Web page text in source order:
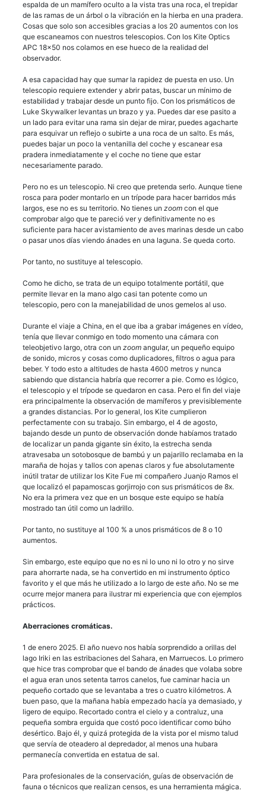
espalda de un mamífero oculto a la vista tras una roca, el trepidar
de las ramas de un árbol o la vibración en la hierba en una pradera.
Cosas que solo son accesibles gracias a los 20 aumentos con los
que escaneamos con nuestros telescopios. Con los Kite Optics
APC 18×50 nos colamos en ese hueco de la realidad del
observador.
A esa capacidad hay que sumar la rapidez de puesta en uso. Un
telescopio requiere extender y abrir patas, buscar un mínimo de
estabilidad y trabajar desde un punto fijo. Con los prismáticos de
Luke Skywalker levantas un brazo y ya. Puedes dar ese pasito a
un lado para evitar una rama sin dejar de mirar, puedes agacharte
para esquivar un reflejo o subirte a una roca de un salto. Es más,
puedes bajar un poco la ventanilla del coche y escanear esa
pradera inmediatamente y el coche no tiene que estar
necesariamente parado.
Pero no es un telescopio. Ni creo que pretenda serlo. Aunque tiene
rosca para poder montarlo en un trípode para hacer barridos más
largos, ese no es su territorio. No tienes un zoom con el que
comprobar algo que te pareció ver y definitivamente no es
suficiente para hacer avistamiento de aves marinas desde un cabo
o pasar unos días viendo ánades en una laguna. Se queda corto.
Por tanto, no sustituye al telescopio.
Como he dicho, se trata de un equipo totalmente portátil, que
permite llevar en la mano algo casi tan potente como un
telescopio, pero con la manejabilidad de unos gemelos al uso.
Durante el viaje a China, en el que iba a grabar imágenes en vídeo,
tenía que llevar conmigo en todo momento una cámara con
teleobjetivo largo, otra con un zoom angular, un pequeño equipo
de sonido, micros y cosas como duplicadores, filtros o agua para
beber. Y todo esto a altitudes de hasta 4600 metros y nunca
sabiendo que distancia habría que recorrer a pie. Como es lógico,
el telescopio y el trípode se quedaron en casa. Pero el fin del viaje
era principalmente la observación de mamíferos y previsiblemente
a grandes distancias. Por lo general, los Kite cumplieron
perfectamente con su trabajo. Sin embargo, el 4 de agosto,
bajando desde un punto de observación donde habíamos tratado
de localizar un panda gigante sin éxito, la estrecha senda
atravesaba un sotobosque de bambú y un pajarillo reclamaba en la
maraña de hojas y tallos con apenas claros y fue absolutamente
inútil tratar de utilizar los Kite Fue mi compañero Juanjo Ramos el
que localizó el papamoscas gorjirrojo con sus prismáticos de 8x.
No era la primera vez que en un bosque este equipo se había
mostrado tan útil como un ladrillo.
Por tanto, no sustituye al 100 % a unos prismáticos de 8 o 10
aumentos.
Sin embargo, este equipo que no es ni lo uno ni lo otro y no sirve
para ahorrarte nada, se ha convertido en mi instrumento óptico
favorito y el que más he utilizado a lo largo de este año. No se me
ocurre mejor manera para ilustrar mi experiencia que con ejemplos
prácticos.
Aberraciones cromáticas.
1 de enero 2025. El año nuevo nos había sorprendido a orillas del
lago Iriki en las estribaciones del Sahara, en Marruecos. Lo primero
que hice tras comprobar que el bando de ánades que volaba sobre
el agua eran unos setenta tarros canelos, fue caminar hacia un
pequeño cortado que se levantaba a tres o cuatro kilómetros. A
buen paso, que la mañana había empezado hacía ya demasiado, y
ligero de equipo. Recortado contra el cielo y a contraluz, una
pequeña sombra erguida que costó poco identificar como búho
desértico. Bajo él, y quizá protegida de la vista por el mismo talud
que servía de oteadero al depredador, al menos una hubara
permanecía convertida en estatua de sal.
Para profesionales de la conservación, guías de observación de
fauna o técnicos que realizan censos, es una herramienta mágica.